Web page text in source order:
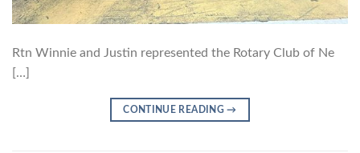
Rtn Winnie and Justin represented the Rotary Club of Ne
[…]
CONTINUE READING→